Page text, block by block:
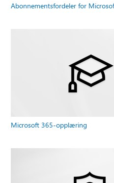
Abonnementsfordeler for
Microsoft 365-opplæring